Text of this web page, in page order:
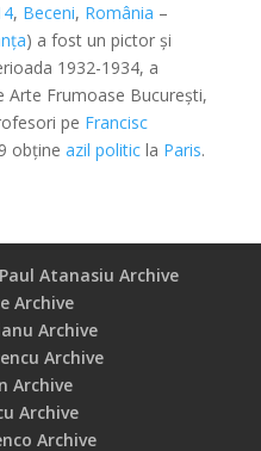
, Beceni, România –
) a fost un pictor și
1932-1934, a
Arte Frumoase București,
pe Francisc
obține azil politicla Paris.
Paul Atanasiu Archive
Archive
Archive
Archive
Archive
Archive
Archive